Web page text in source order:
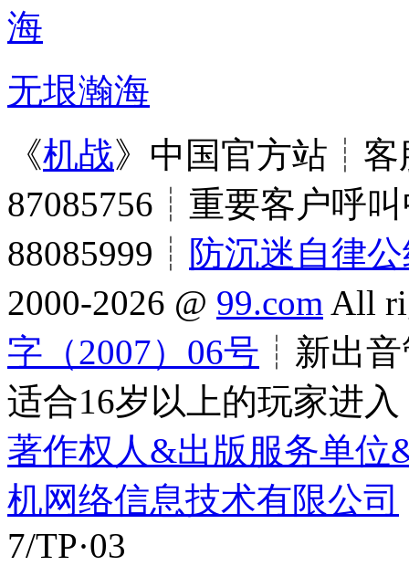
无垠瀚海
《机战》中国官方站┊客
87085756┊重要客户呼
88085999┊ 防沉迷自律
2000-2026 @ 99.com All
字（2007）06号 ┊新出
适合16岁以上的玩家进入
著作权人&出版服务单位
机网络信息技术有限公司
7/TP·03